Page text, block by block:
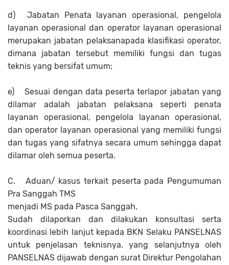
d)
Jabatan Penata layanan operasional, pengelola
layanan operasional dan operator layanan operasional
merupakan jabatan pelaksanapada klasifikasi operator,
dimana jabatan tersebut memiliki fungsi dan tugas
teknis yang bersifat umum;
e)
Sesuai dengan data peserta terlapor jabatan yang
dilamar adalah jabatan pelaksana seperti penata
layanan operasional, pengelola layanan operasional,
dan operator layanan operasional yang memiliki fungsi
dan tugas yang sifatnya secara umum sehingga dapat
dilamar oleh semua peserta.
C.
Aduan/ kasus terkait peserta pada Pengumuman
Pra Sanggah TMS
menjadi MS pada Pasca Sanggah.
Sudah dilaporkan dan dilakukan konsultasi serta
koordinasi lebih lanjut kepada BKN Selaku PANSELNAS
untuk penjelasan teknisnya. yang selanjutnya oleh
PANSELNAS dijawab dengan surat Direktur Pengolahan